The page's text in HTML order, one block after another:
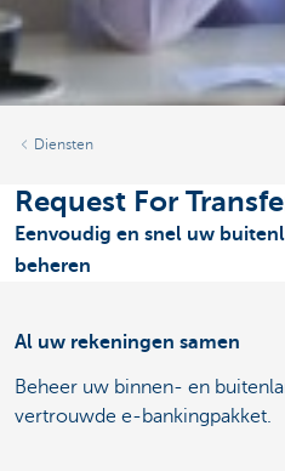
Diensten
Request For
Eenvoudig en snel uw
beheren
Al uw rekeningen samen
Beheer uw binnen- en
vertrouwde e-bankingpakket.